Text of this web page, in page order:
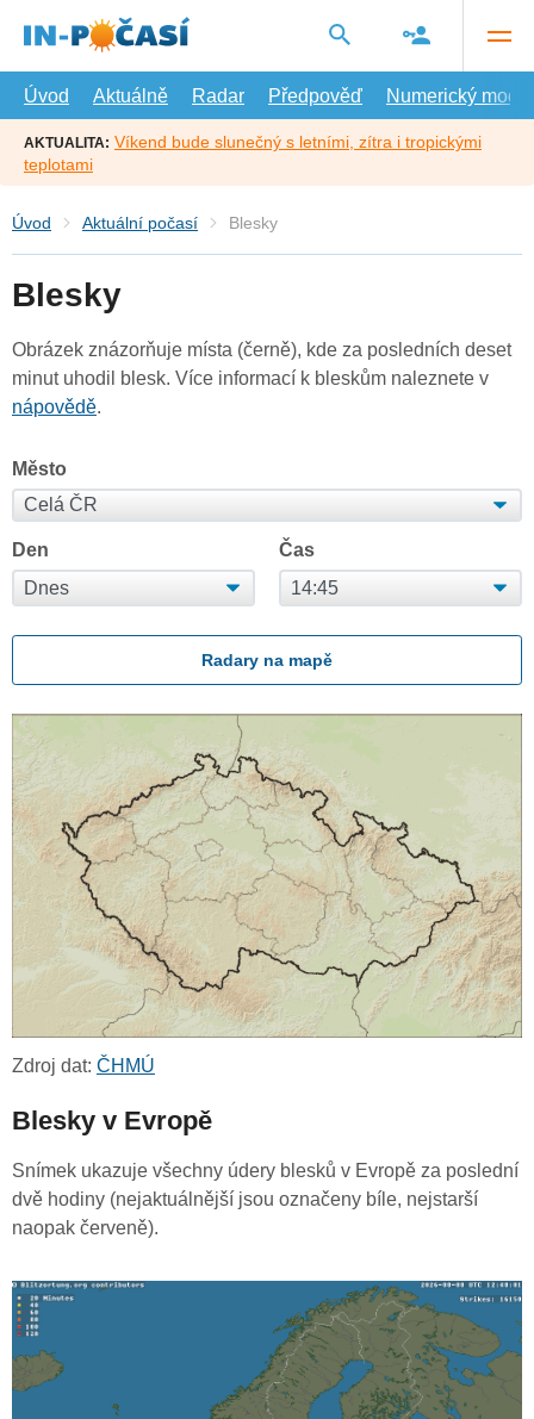
hlavní
Úvod
Aktuálně Radar Předpověď Numerický model
AKTUALITA: Víkend bude slunečný s letními, zítra i tropickými
teplotami
Úvod Aktuální počasí Blesky
Blesky
Obrázek znázorňuje místa (černě), kde za posledních deset
minut uhodil blesk. Více informací k bleskům naleznete v
nápovědě.
Město
Den Čas
Radary na mapě
Zdroj dat: ČHMÚ
Blesky v Evropě
Snímek ukazuje všechny údery blesků v Evropě za poslední
dvě hodiny (nejaktuálnější jsou označeny bíle, nejstarší
naopak červeně).